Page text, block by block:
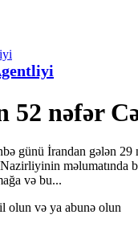
52 nəfər
günü İrandan gələn
məlumatında
və bu...
olun və ya abunə olun